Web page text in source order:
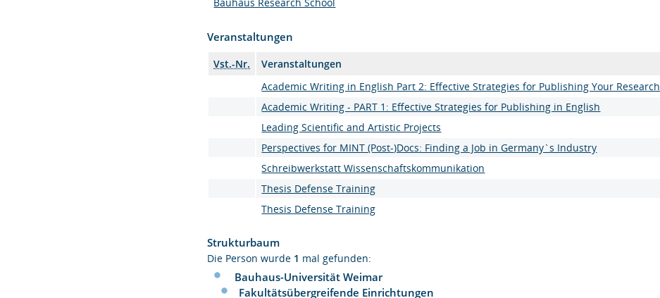
Veranstaltungen
Vst.-Nr. Veranstaltungen
Academic Writing in English Part 2: Effective Strategies for Publishing Your Research
Academic Writing - PART 1: Effective Strategies for Publishing in English
Leading Scientific and Artistic Projects
Perspectives for MINT (Post-)Docs: Finding a Job in Germany`s Industry
Schreibwerkstatt Wissenschaftskommunikation
Thesis Defense Training
Thesis Defense Training
Strukturbaum
Die Person wurde 1 mal gefunden:
Bauhaus-Universität Weimar
Fakultätsübergreifende Einrichtungen